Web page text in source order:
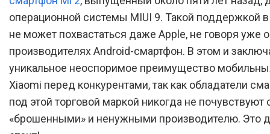
операционной системы MIUI 9. Такой поддержкой
не может похвастаться даже Apple, не говоря уже
производителях Android-смартфон. В этом и
уникальное неоспоримое преимущество
Xiaomi перед конкурентами, так как обладатели
под этой торговой маркой никогда не почувствуют
«брошенными» и ненужными производителю. Это